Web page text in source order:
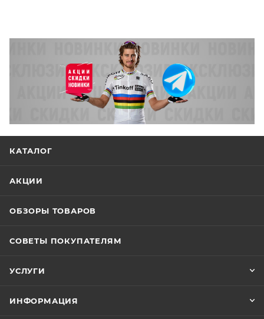
КАТАЛОГ
АКЦИИ
ОБЗОРЫ ТОВАРОВ
СОВЕТЫ ПОКУПАТЕЛЯМ
УСЛУГИ
ИНФОРМАЦИЯ